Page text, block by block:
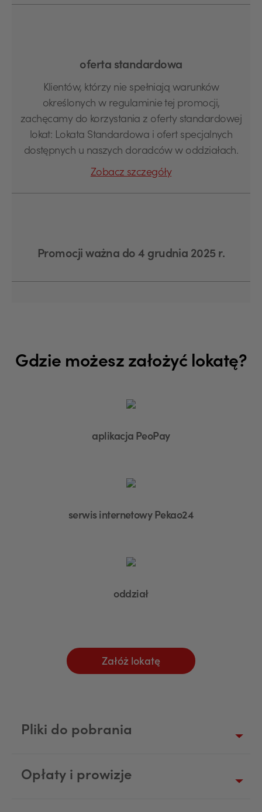
oferta standardowa
Klientów, którzy nie spełniają warunków
określonych w regulaminie tej promocji,
zachęcamy do korzystania z oferty standardowej
lokat: Lokata Standardowa i ofert specjalnych
dostępnych u naszych doradców w oddziałach.
Zobacz szczegóły
Promocji ważna do 4 grudnia 2025 r.
Gdzie możesz założyć lokatę?
aplikacja PeoPay
serwis internetowy Pekao24
oddział
Załóż lokatę
Pliki do pobrania
Opłaty i prowizje